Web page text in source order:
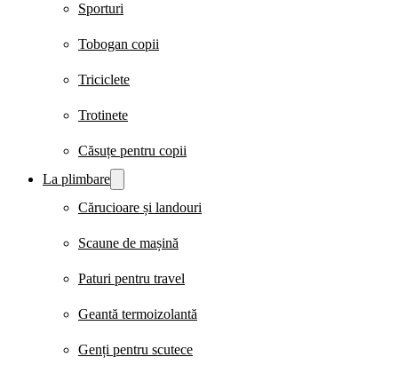
Sporturi
Tobogan copii
Triciclete
Trotinete
Căsuțe pentru copii
La plimbare
Cărucioare și landouri
Scaune de mașină
Paturi pentru travel
Geantă termoizolantă
Genți pentru scutece